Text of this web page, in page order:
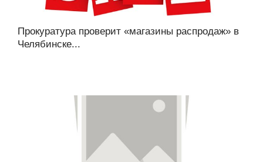
Прокуратура проверит «магазины распродаж» в
Челябинске...